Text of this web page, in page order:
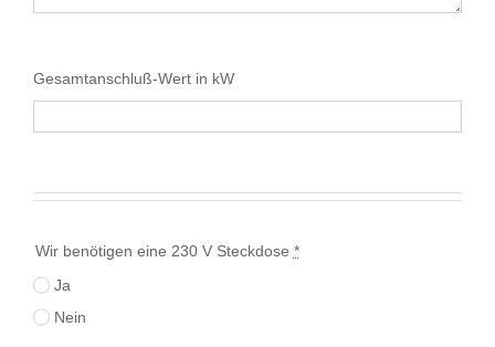
Gesamtanschluß-Wert in kW
Wir benötigen eine 230 V Steckdose *
Ja
Nein